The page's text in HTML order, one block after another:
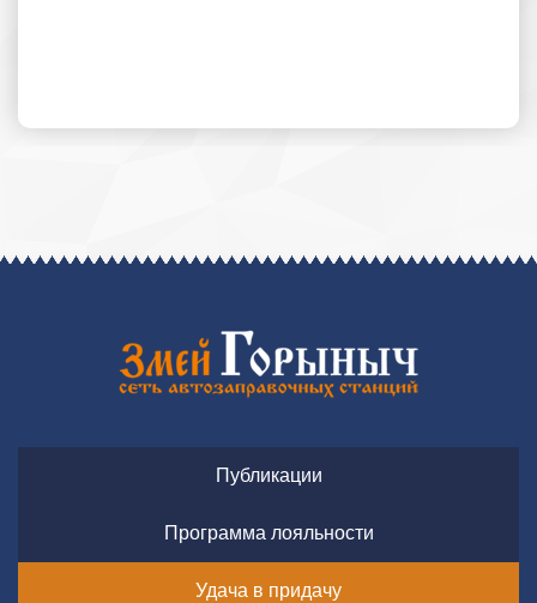
Публикации
Программа лояльности
Удача в придачу